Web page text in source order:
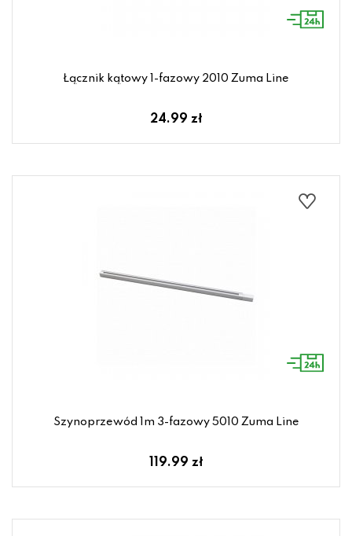
Łącznik kątowy 1-fazowy 2010 Zuma Line
24.99 zł
Szynoprzewód 1m 3-fazowy 5010 Zuma Line
119.99 zł